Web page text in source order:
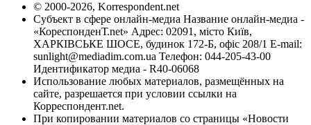
© 2000-2026, Korrespondent.net
Субъект в сфере онлайн-медиа Название онлайн-медиа -
«КореспонденТ.net» Адрес: 02091, місто Київ,
ХАРКІВСЬКЕ ШОСЕ, будинок 172-Б, офіс 208/1 E-mail:
sunlight@mediadim.com.ua Телефон: 044-205-43-00
Идентификатор медиа - R40-06068
Использование любых материалов, размещённых на
сайте, разрешается при условии ссылки на
Корреспондент.net.
При копировании материалов со страницы «Новости